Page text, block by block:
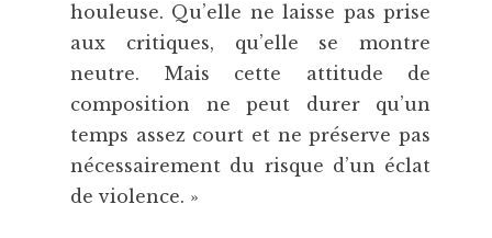
houleuse. Qu’elle ne laisse pas prise
aux critiques, qu’elle se montre
neutre. Mais cette attitude de
composition ne peut durer qu’un
temps assez court et ne préserve pas
nécessairement du risque d’un éclat
de violence. »